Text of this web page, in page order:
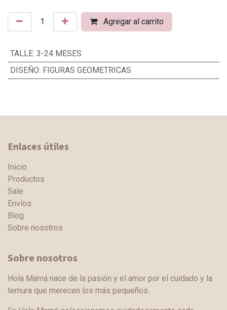
Agregar al carrito
TALLE: 3-24 MESES
DISEÑO: FIGURAS GEOMETRICAS
Enlaces útiles
Inicio
Productos
Sale
Envíos
Blog
Sobre nosotros
Sobre nosotros
Hola Mamá nace de la pasión y el amor por el cuidado y la
ternura que merecen los más pequeños.